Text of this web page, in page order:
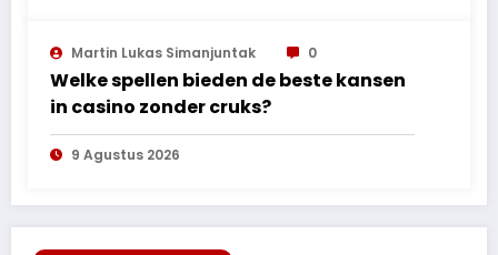
Martin Lukas Simanjuntak 0
Welke spellen bieden de beste kansen
in casino zonder cruks?
9 Agustus 2026